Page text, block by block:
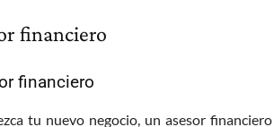
financiero
financiero
tu nuevo negocio, un asesor financiero